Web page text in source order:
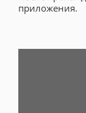
приложения.